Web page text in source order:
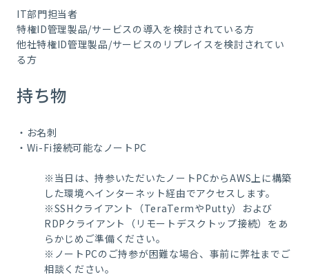
IT部門担当者
特権ID管理製品/サービスの導入を検討されている方
他社特権ID管理製品/サービスのリプレイスを検討されてい
る方
持ち物
・お名刺
・Wi-Fi接続可能なノートPC
※当日は、持参いただいたノートPCからAWS上に構築
した環境へインターネット経由でアクセスします。
※SSHクライアント（TeraTermやPutty）および
RDPクライアント（リモートデスクトップ接続）をあ
らかじめご準備ください。
※ノートPCのご持参が困難な場合、事前に弊社までご
相談ください。